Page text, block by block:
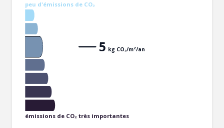
peu d'émissions de CO₂
émissions de CO₂ très importantes
5 kg CO₂/m²/an